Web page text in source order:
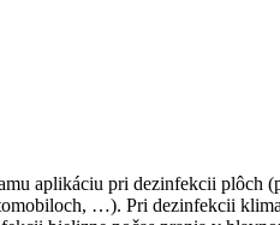
aplikáciu pri dezinfekcii plôch
…). Pri dezinfekcii